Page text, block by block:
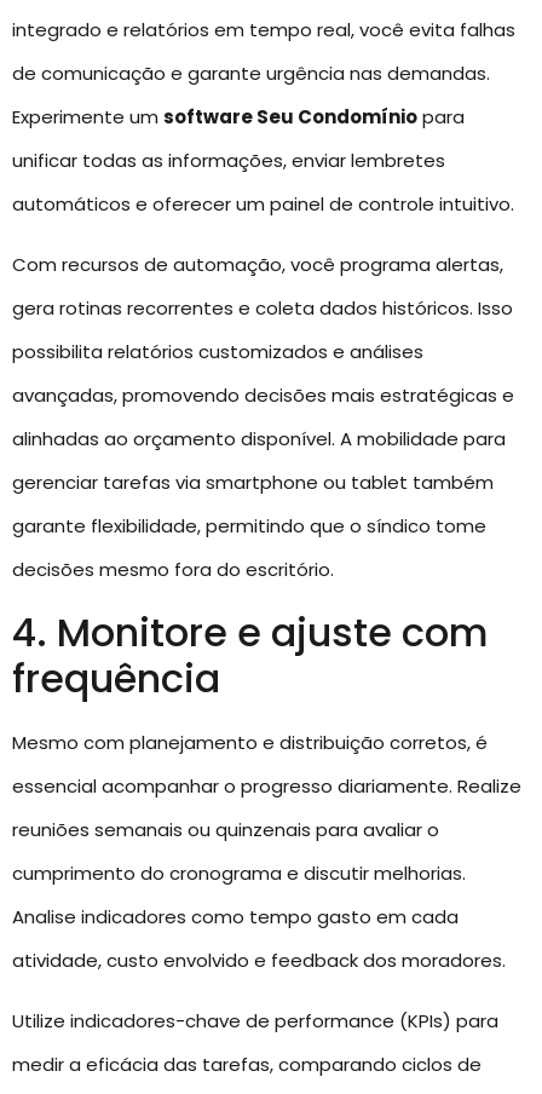
integrado e relatórios em tempo real, você evita falhas
de comunicação e garante urgência nas demandas.
Experimente um software Seu Condomíniopara
unificar todas as informações, enviar lembretes
automáticos e oferecer um painel de controle intuitivo.
Com recursos de automação, você programa alertas,
gera rotinas recorrentes e coleta dados históricos. Isso
possibilita relatórios customizados e análises
avançadas, promovendo decisões mais estratégicas e
alinhadas ao orçamento disponível. A mobilidade para
gerenciar tarefas via smartphone ou tablet também
garante flexibilidade, permitindo que o síndico tome
decisões mesmo fora do escritório.
4. Monitore e ajuste com
frequência
Mesmo com planejamento e distribuição corretos, é
essencial acompanhar o progresso diariamente. Realize
reuniões semanais ou quinzenais para avaliar o
cumprimento do cronograma e discutir melhorias.
Analise indicadores como tempo gasto em cada
atividade, custo envolvido e feedback dos moradores.
Utilize indicadores-chave de performance (KPIs) para
medir a eficácia das tarefas, comparando ciclos de